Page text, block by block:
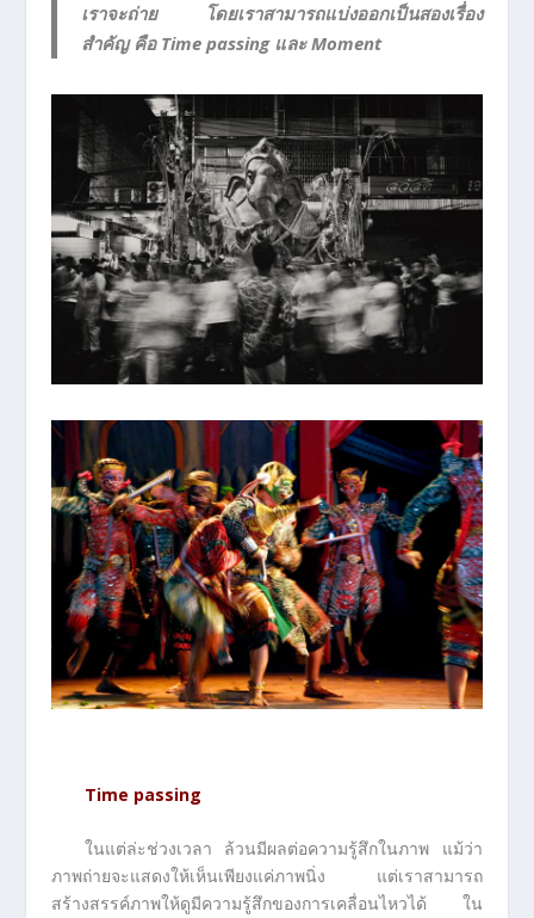
เราจะถ่าย โดยเราสามารถแบ่งออกเป็นสองเรื่อง
สำคัญ คือ Time passing และ Moment
Time passing
ในแต่ล่ะช่วงเวลา ล้วนมีผลต่อความรู้สึกในภาพ แม้ว่า
ภาพถ่ายจะแสดงให้เห็นเพียงแค่ภาพนิ่ง แต่เราสามารถ
สร้างสรรค์ภาพให้ดูมีความรู้สึกของการเคลื่อนไหวได้ ใน